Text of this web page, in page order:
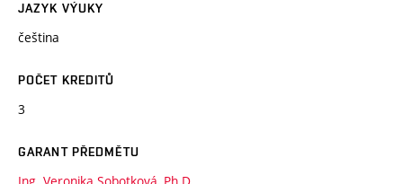
JAZYK VÝUKY
čeština
POČET KREDITŮ
3
GARANT PŘEDMĚTU